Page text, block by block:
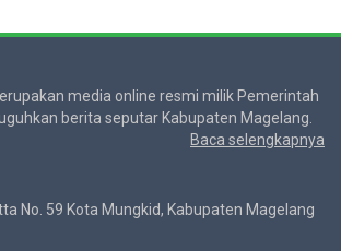
media online resmi milik Pemerintah
berita seputar Kabupaten Magelang.
Baca selengkapnya
No. 59 Kota Mungkid, Kabupaten Magelang